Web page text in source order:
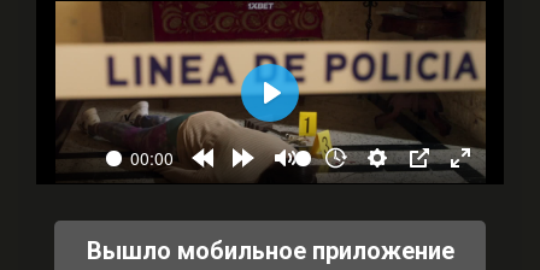
Вышло мобильное приложение